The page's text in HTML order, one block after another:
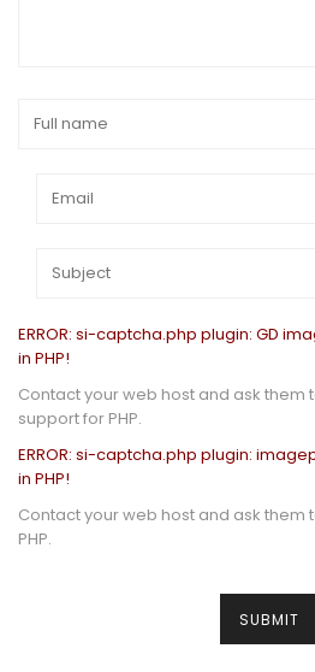
ERROR: si-captcha.php plugin: GD
in PHP!
Contact your web host and ask them
support for PHP.
ERROR: si-captcha.php plugin:
in PHP!
Contact your web host and ask
PHP.